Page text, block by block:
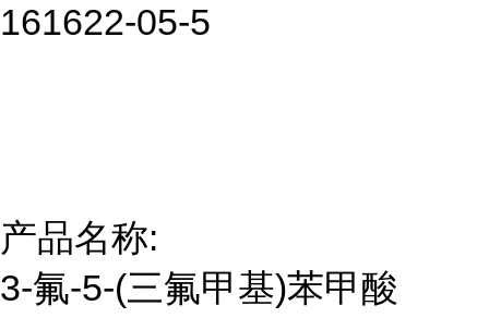
161622-05-5
产品名称:
3-氟-5-(三氟甲基)苯甲酸